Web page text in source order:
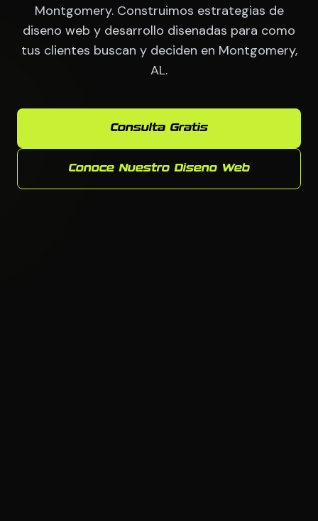
Montgomery. Construimos estrategias de
diseno web y desarrollo disenadas para como
tus clientes buscan y deciden en Montgomery,
AL.
Consulta Gratis
Conoce Nuestro Diseno Web